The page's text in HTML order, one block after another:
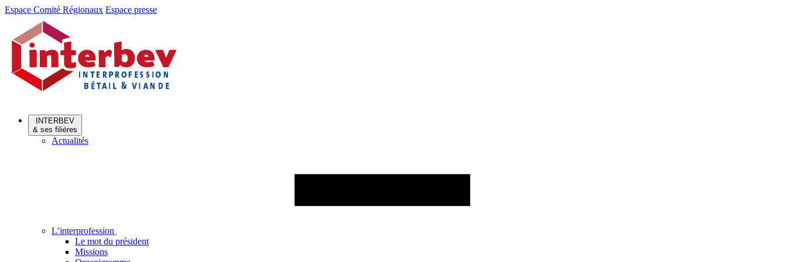
Aller
Aller
contenu
Espace Comité Régionaux Espace presse
INTERBEV
& ses filières
Actualités
L’interprofession
Le mot du président
Missions